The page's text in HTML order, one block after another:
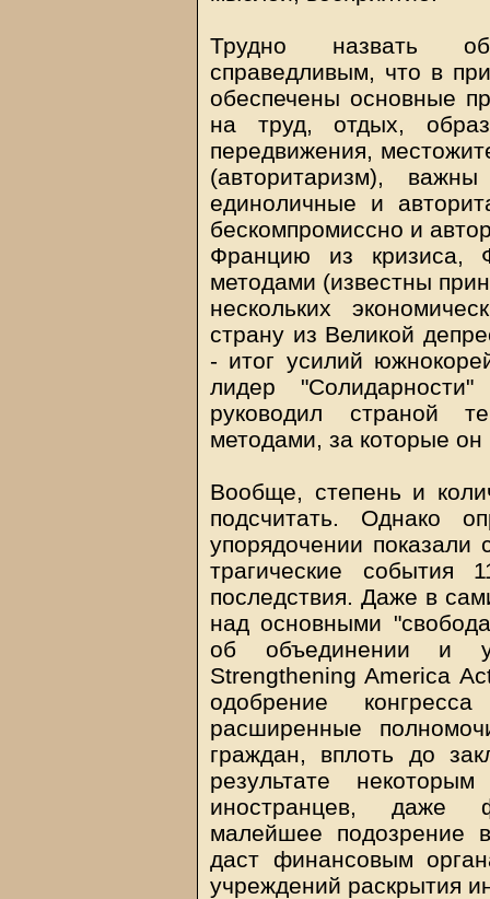
Трудно назвать
справедливым, что в
обеспечены основные
на труд, отдых,
передвижения,
(авторитаризм),
единоличные и
бескомпромиссно и
Францию из кризиса,
методами (известны
нескольких
страну из Великой
- итог усилий
лидер
руководил страной
методами, за которые он
Вообще, степень и
подсчитать. Однако
упорядочении
трагические
последствия. Даже в
над основными
об объединении и
Strengthening America
одобрение
расширенные
граждан, вплоть до
результате
иностранцев, даже
малейшее подозрение
даст финансовым
учреждений раскрытия